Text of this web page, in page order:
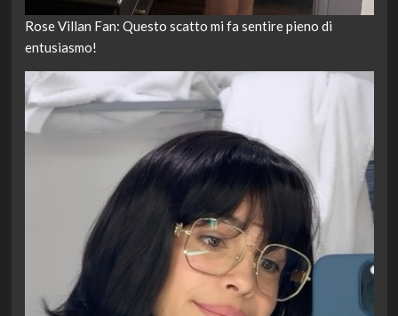
Rose Villan Fan: Questo scatto mi fa sentire pieno di
entusiasmo!